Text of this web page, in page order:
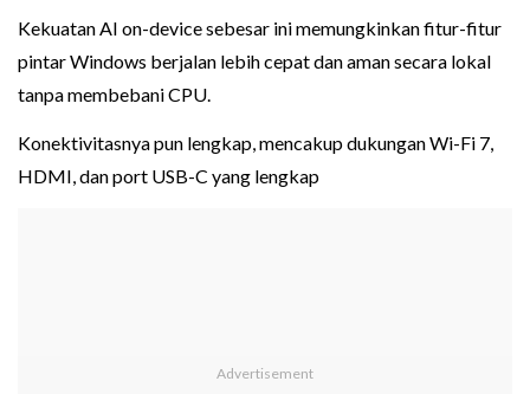
Kekuatan AI on-device sebesar ini memungkinkan fitur-fitur
pintar Windows berjalan lebih cepat dan aman secara lokal
tanpa membebani CPU.
Konektivitasnya pun lengkap, mencakup dukungan Wi-Fi 7,
HDMI, dan port USB-C yang lengkap